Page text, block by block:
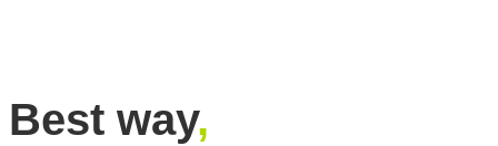
Best way,